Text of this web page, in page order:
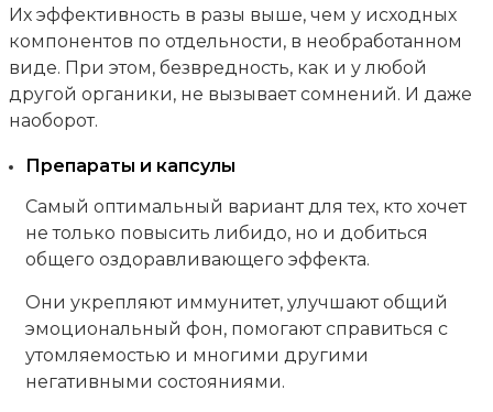
Их эффективность в разы выше, чем у исходных
компонентов по отдельности, в необработанном
виде. При этом, безвредность, как и у любой
другой органики, не вызывает сомнений. И даже
наоборот.
Препараты и капсулы
Самый оптимальный вариант для тех, кто хочет
не только повысить либидо, но и добиться
общего оздоравливающего эффекта.
Они укрепляют иммунитет, улучшают общий
эмоциональный фон, помогают справиться с
утомляемостью и многими другими
негативными состояниями.